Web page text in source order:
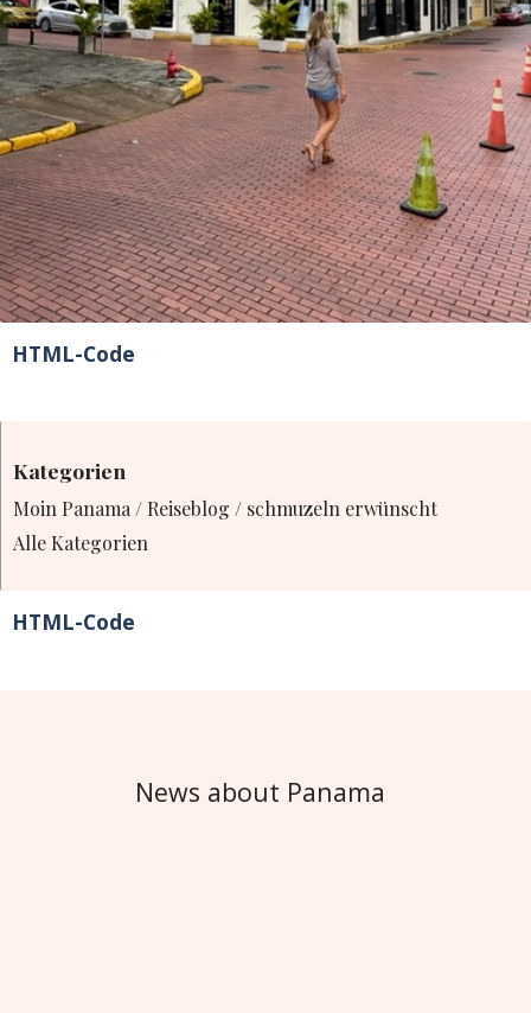
HTML-Code
Kategorien
Moin Panama / Reiseblog / schmuzeln erwünscht
Alle Kategorien
HTML-Code
News about Panama